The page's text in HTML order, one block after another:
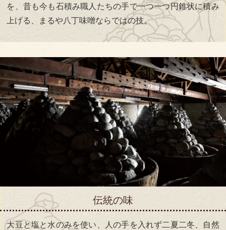
を、昔も今も石積み職人たちの手で一つ一つ円錐状に積み
上げる、まるや八丁味噌ならではの技。
伝統の味
大豆と塩と水のみを使い、人の手を入れず二夏二冬、自然